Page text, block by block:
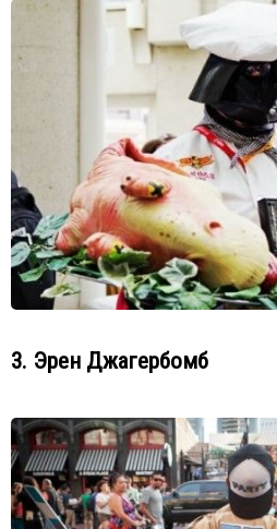
3. Эрен Джагербомб